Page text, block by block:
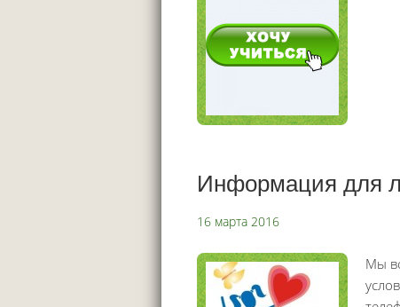
Информация для
16 марта 2016
Мы